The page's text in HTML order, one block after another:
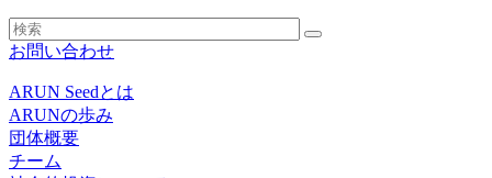
お問い合わせ
ARUN Seedとは
ARUNの歩み
団体概要
チーム